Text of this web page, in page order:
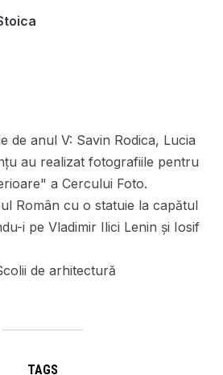
de anul V: Savin Rodica, Lucia
au realizat fotografiile pentru
a Cercului Foto.
Român cu o statuie la capătul
i pe Vladimir Ilici Lenin și Iosif
de arhitectură
TAGS